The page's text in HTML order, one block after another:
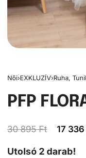
Női›EXKLUZÍV›Ruha,
PFP
30 895Ft 17 336
Utolsó 2 darab!